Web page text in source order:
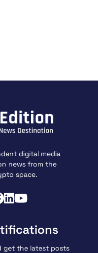
digital media
news from the
space.
get the latest posts